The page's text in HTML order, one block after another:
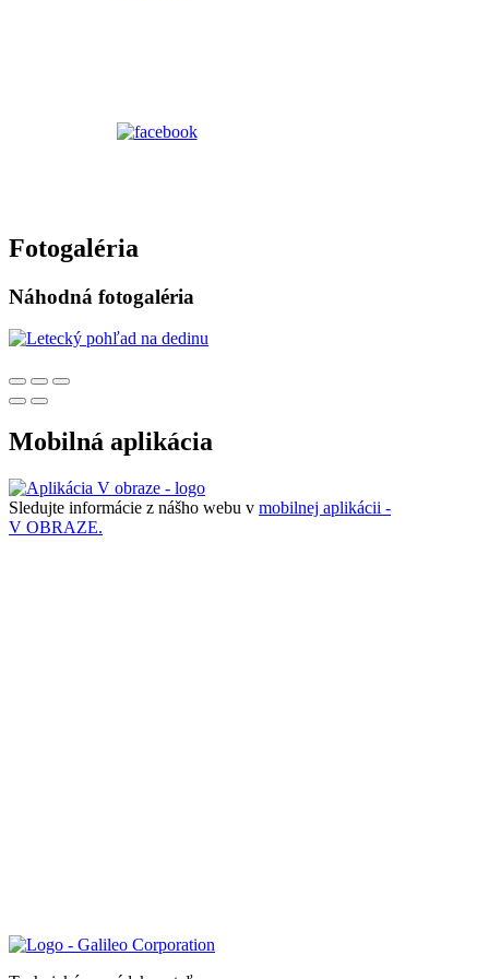
Fotogaléria
Náhodná fotogaléria
Mobilná aplikácia
Sledujte informácie z nášho webu v mobilnej aplikácii -
V OBRAZE.